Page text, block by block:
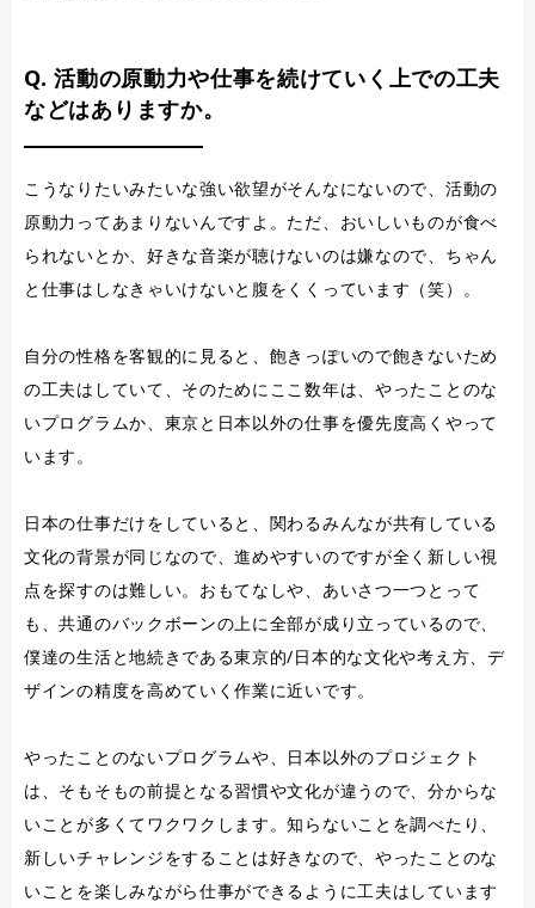
Q. 活動の原動力や仕事を続けていく上での工夫
などはありますか。
こうなりたいみたいな強い欲望がそんなにないので、活動の
原動力ってあまりないんですよ。ただ、おいしいものが食べ
られないとか、好きな音楽が聴けないのは嫌なので、ちゃん
と仕事はしなきゃいけないと腹をくくっています（笑）。
自分の性格を客観的に見ると、飽きっぽいので飽きないため
の工夫はしていて、そのためにここ数年は、やったことのな
いプログラムか、東京と日本以外の仕事を優先度高くやって
います。
日本の仕事だけをしていると、関わるみんなが共有している
文化の背景が同じなので、進めやすいのですが全く新しい視
点を探すのは難しい。おもてなしや、あいさつ一つとって
も、共通のバックボーンの上に全部が成り立っているので、
僕達の生活と地続きである東京的/日本的な文化や考え方、デ
ザインの精度を高めていく作業に近いです。
やったことのないプログラムや、日本以外のプロジェクト
は、そもそもの前提となる習慣や文化が違うので、分からな
いことが多くてワクワクします。知らないことを調べたり、
新しいチャレンジをすることは好きなので、やったことのな
いことを楽しみながら仕事ができるように工夫はしています